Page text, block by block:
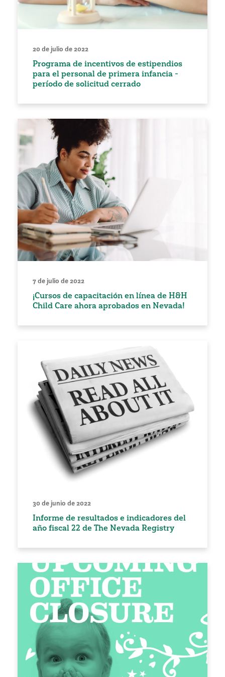
20 de julio de 2022
Programa de incentivos de estipendios
para el personal de primera infancia -
período de solicitud cerrado
7 de julio de 2022
¡Cursos de capacitación en línea de H&H
Child Care ahora aprobados en Nevada!
30 de junio de 2022
Informe de resultados e indicadores del
año fiscal 22 de The Nevada Registry